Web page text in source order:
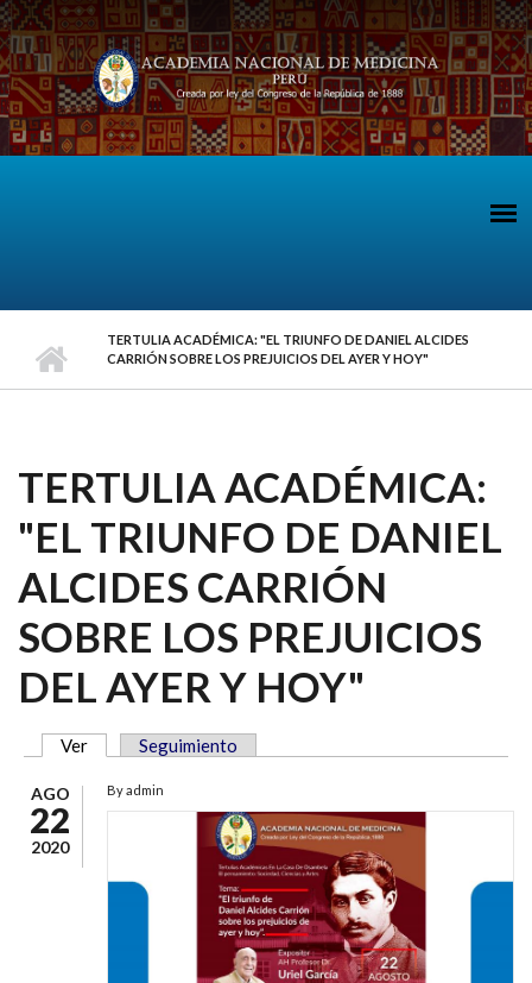
Pasar al contenido principal
TERTULIA ACADÉMICA: "EL TRIUNFO DE DANIEL ALCIDES
CARRIÓN SOBRE LOS PREJUICIOS DEL AYER Y HOY"
TERTULIA ACADÉMICA:
"EL TRIUNFO DE DANIEL
ALCIDES CARRIÓN
SOBRE LOS PREJUICIOS
DEL AYER Y HOY"
SOLAPAS PRINCIPALES
Ver (solapa activa)
Seguimiento
AGO
22
2020
By admin